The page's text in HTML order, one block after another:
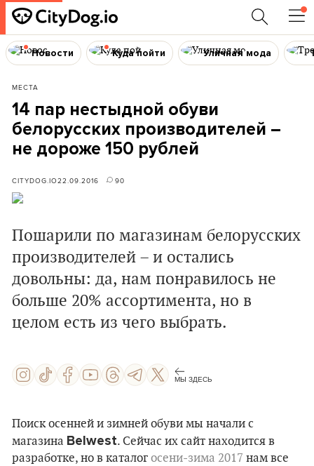
Новости Куда пойти Уличная мода
МЕСТА
14 пар нестыдной обуви
белорусских производителей –
не дороже 150 рублей
CITYDOG.IO22.09.2016 90
Пошарили по магазинам белорусских
производителей – и остались
довольны: да, нам понравилось не
больше 20% ассортимента, но в
целом есть из чего выбрать.
МЫ ЗДЕСЬ
Поиск осенней и зимней обуви мы начали с
магазина Belwest. Сейчас их сайт находится в
разработке, но в каталог осени-зима 2017 нам все